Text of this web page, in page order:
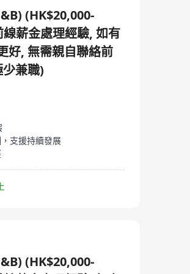
(HK$20,000-
薪金處理經驗, 如有
好, 無需親自聯絡前
兼職)
支援持續發展
(HK$20,000-